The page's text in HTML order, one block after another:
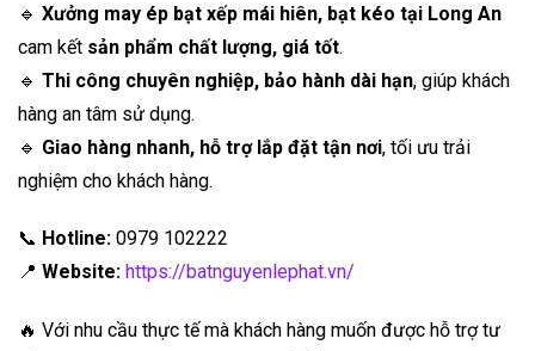
🔹 Xưởng may ép bạt xếp mái hiên, bạt kéo tại Long An
cam kết sản phẩm chất lượng, giá tốt.
🔹 Thi công chuyên nghiệp, bảo hành dài hạn, giúp khách
hàng an tâm sử dụng.
🔹 Giao hàng nhanh, hỗ trợ lắp đặt tận nơi, tối ưu trải
nghiệm cho khách hàng.
📞 Hotline: 0979 102222
📍 Website: https://batnguyenlephat.vn/
🔥 Với nhu cầu thực tế mà khách hàng muốn được hỗ trợ tư